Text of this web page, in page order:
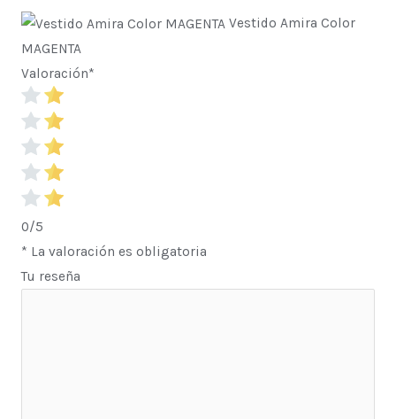
Vestido Amira Color
MAGENTA
Valoración*
0/5
* La valoración es obligatoria
Tu reseña